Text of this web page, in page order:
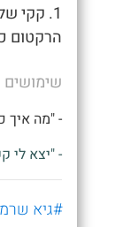
1. קקי
הרקטום
שימושים
- "מה איך
- "יצא לי
#גיא